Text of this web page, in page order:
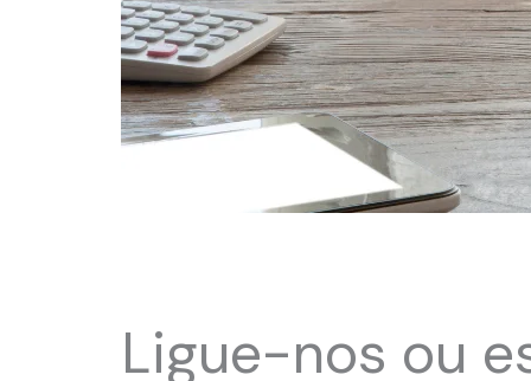
Ligue-nos ou